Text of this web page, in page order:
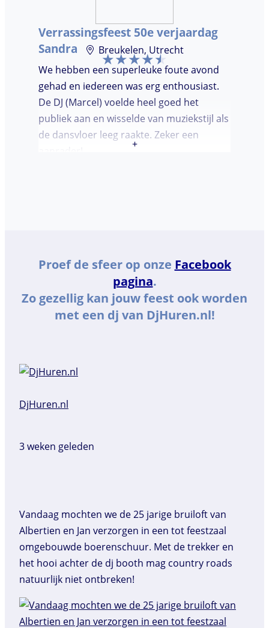
Verrassingsfeest 50e verjaardag
Sandra
Breukelen, Utrecht
We hebben een superleuke foute avond
gehad en iedereen was erg enthousiast.
De DJ (Marcel) voelde heel goed het
publiek aan en wisselde van muziekstijl als
de dansvloer leeg raakte. Zeker een
+
Proef de sfeer op onze Facebook
pagina.
Zo gezellig kan jouw feest ook worden
met een dj van DjHuren.nl!
DjHuren.nl️
3 weken geleden
Vandaag mochten we de 25 jarige bruiloft van
Albertien en Jan verzorgen in een tot feestzaal
omgebouwde boerenschuur. Met de trekker en
het hooi achter de dj booth mag country roads
natuurlijk niet ontbreken!